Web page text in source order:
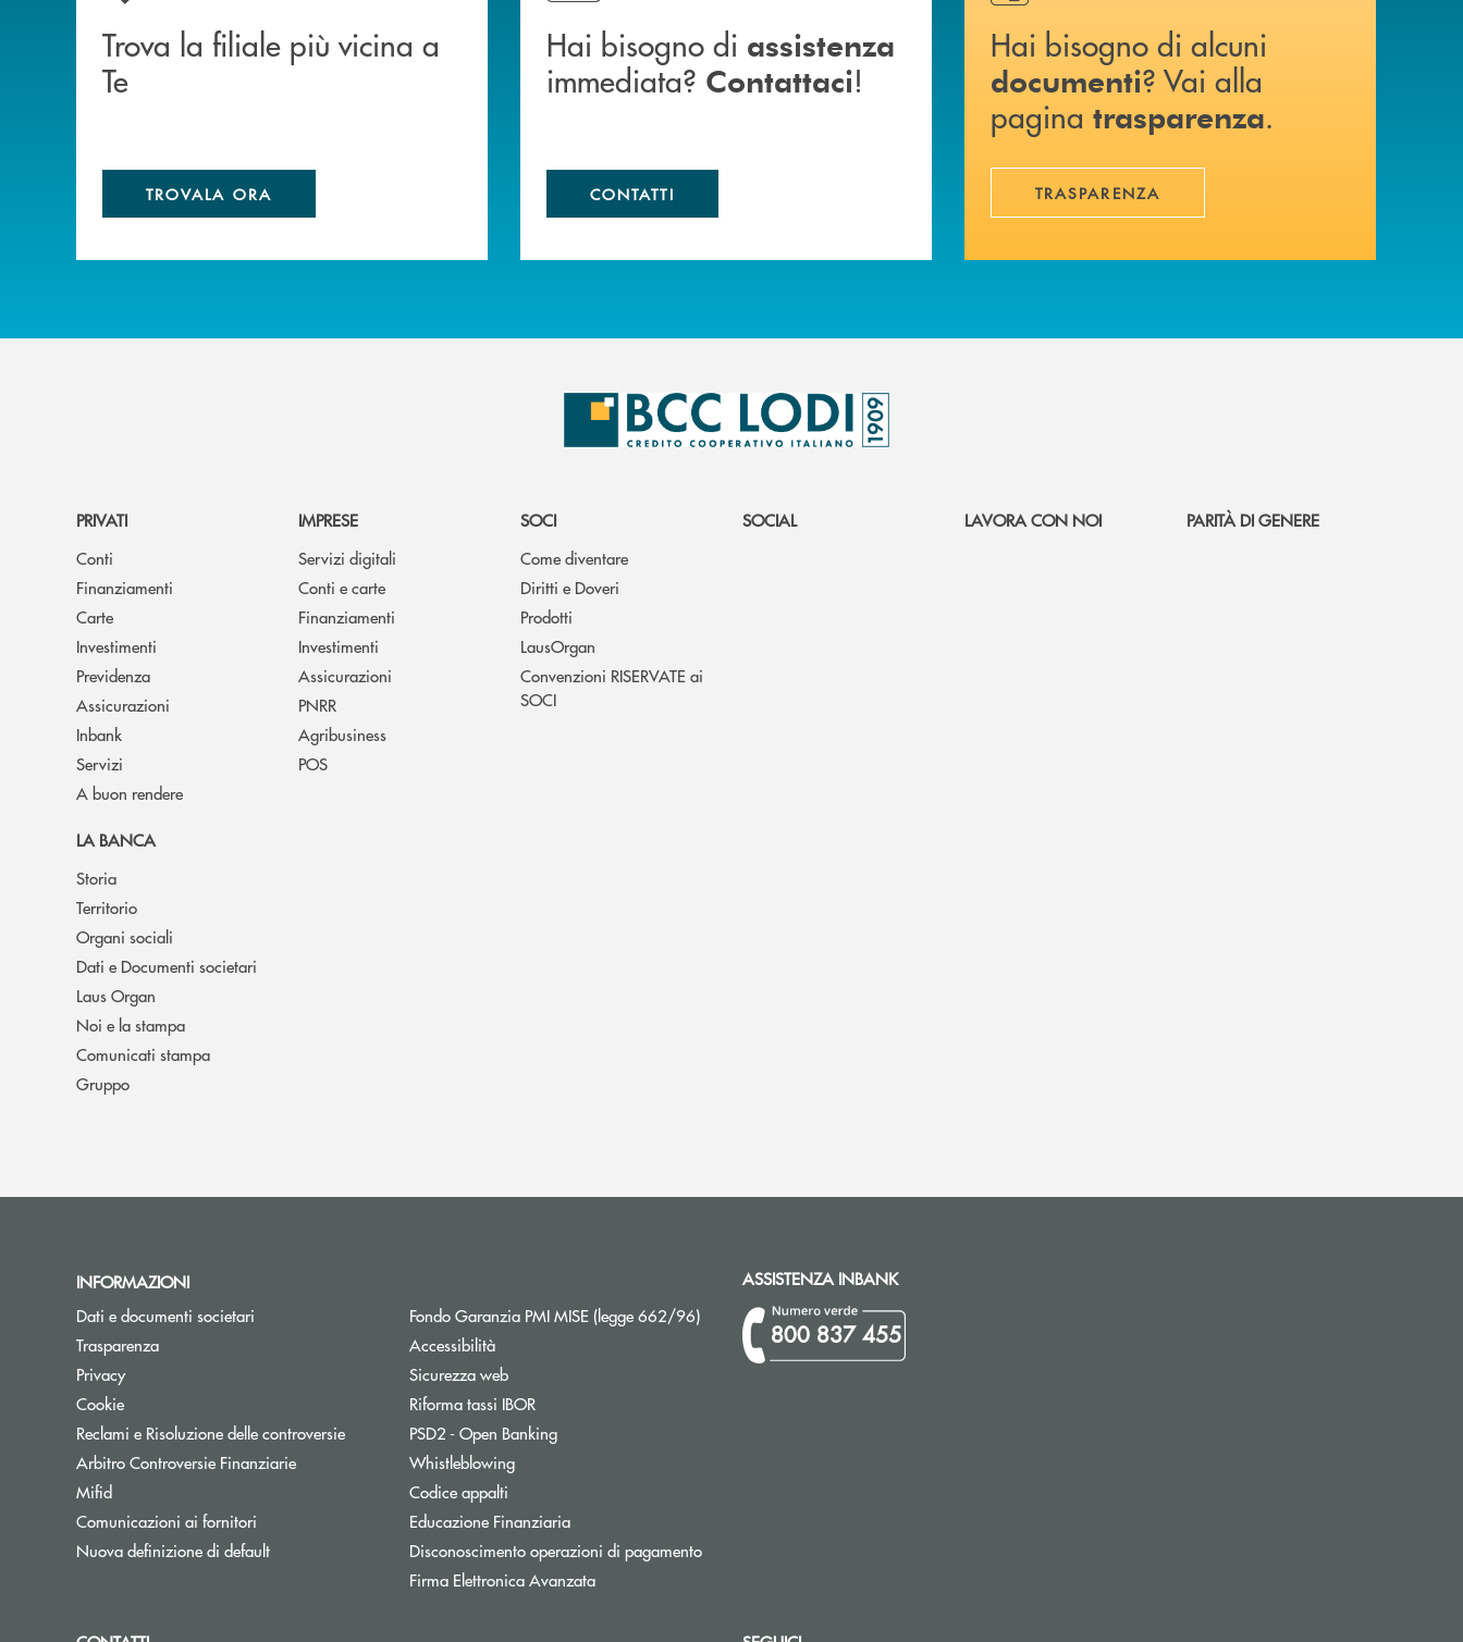
Trova la filiale più vicina a
Te
TROVALA ORA
Hai bisogno di assistenza
immediata? Contattaci!
CONTATTI
Hai bisogno di alcuni
documenti? Vai alla
pagina trasparenza.
TRASPARENZA
PRIVATI
Conti
Finanziamenti
Carte
Investimenti
Previdenza
Assicurazioni
Inbank
Servizi
A buon rendere
IMPRESE
Servizi digitali
Conti e carte
Finanziamenti
Investimenti
Assicurazioni
PNRR
Agribusiness
POS
SOCI
Come diventare
Diritti e Doveri
Prodotti
LausOrgan
Convenzioni RISERVATE ai
SOCI
SOCIAL LAVORA CON NOI PARITÀ DI GENERE
LA BANCA
Storia
Territorio
Organi sociali
Dati e Documenti societari
Laus Organ
Noi e la stampa
Comunicati stampa
Gruppo
INFORMAZIONI
Dati e documenti societari
Trasparenza
Privacy
Cookie
Reclami e Risoluzione delle controversie
Arbitro Controversie FinanziarieApre una nuova finestra
Mifid
Comunicazioni ai fornitori Apre una nuova finestra
Nuova definizione di default
Fondo Garanzia PMI MISE (legge 662/96)Apre una nuova finestra
Accessibilità
Sicurezza web
Riforma tassi IBORApre una nuova finestra
PSD2 - Open BankingApre una nuova finestra
WhistleblowingApre una nuova finestra
Codice appalti
Educazione FinanziariaApre una nuova finestra
Disconoscimento operazioni di pagamentoApre una nuova finestra
Firma Elettronica Avanzata
ASSISTENZA INBANK
800 837 455